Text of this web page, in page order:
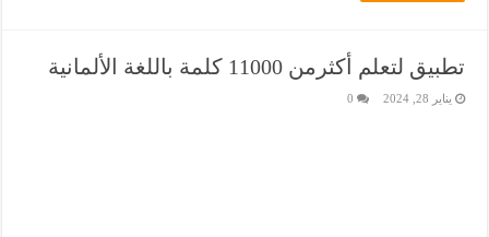
تطبيق لتعلم أكثرمن 11000 كلمة باللغة الألمانية
يناير 28, 2024 0